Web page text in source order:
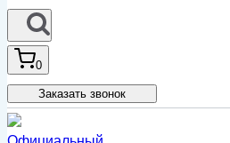
0
Заказать звонок